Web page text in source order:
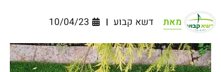
מאת דשא קבוע 10/04/23